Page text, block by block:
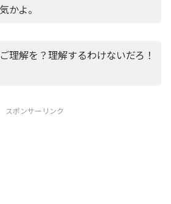
かよ。
理解を？理解するわけないだろ！
スポンサーリンク